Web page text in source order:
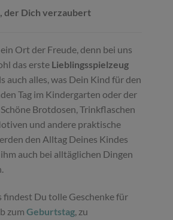
der Dich verzaubert
Ort der Freude, denn bei uns
das erste Lieblingsspielzeug
auch alles, was Dein Kind für den
Tag im Kindergarten oder der
Brotdosen, Trinkflaschen
und andere praktische
den Alltag Deines Kindes
auch bei alltäglichen Dingen
findest Du tolle Geschenke für
zumGeburtstag, zu